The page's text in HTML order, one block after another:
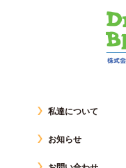
私達について
お知らせ